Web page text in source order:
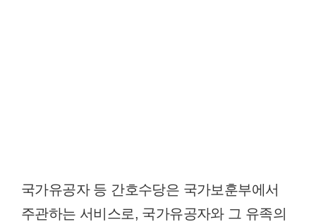
국가유공자 등 간호수당은 국가보훈부에서
주관하는 서비스로, 국가유공자와 그 유족의